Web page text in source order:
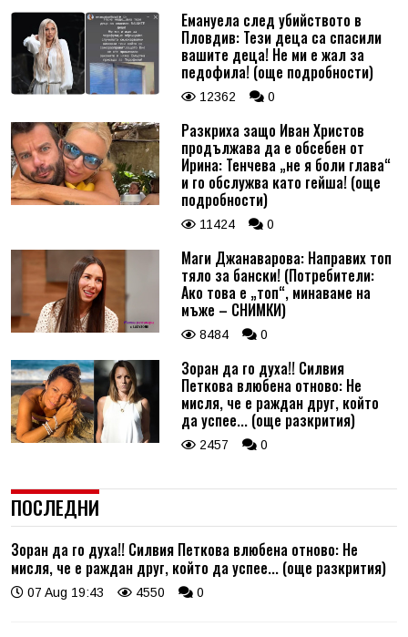
Емануела след убийството в
Пловдив: Тези деца са спасили
вашите деца! Не ми е жал за
педофила! (още подробности)
12362 0
Разкриха защо Иван Христов
продължава да е обсебен от
Ирина: Тенчева „не я боли глава“
и го обслужва като гейша! (още
подробности)
11424 0
Маги Джанаварова: Направих топ
тяло за бански! (Потребители:
Ако това е „топ“, минаваме на
мъже – СНИМКИ)
8484 0
Зоран да го духа!! Силвия
Петкова влюбена отново: Не
мисля, че е раждан друг, който
да успее... (още разкрития)
2457 0
ПОСЛЕДНИ
Зоран да го духа!! Силвия Петкова влюбена отново: Не
мисля, че е раждан друг, който да успее... (още разкрития)
07 Aug 19:43 4550 0